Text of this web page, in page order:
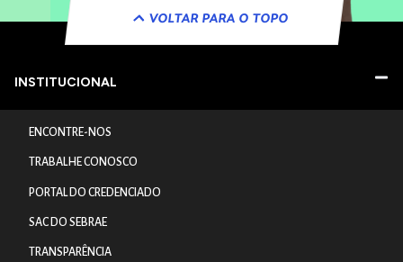
VOLTAR PARA O TOPO
INSTITUCIONAL
ENCONTRE-NOS
TRABALHE CONOSCO
PORTAL DO CREDENCIADO
SAC DO SEBRAE
TRANSPARÊNCIA